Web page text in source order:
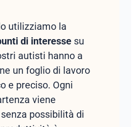
utilizziamo la
di interesse su
autisti hanno a
un foglio di lavoro
e preciso. Ogni
viene
possibilità di